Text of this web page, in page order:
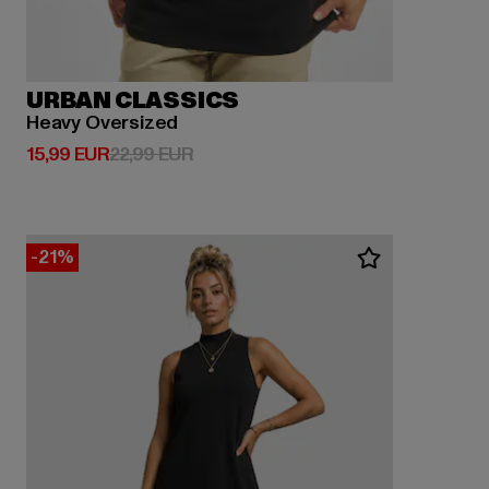
URBAN CLASSICS
Heavy Oversized
15,99 EUR
Derzeitiger Preis: 15,99 EUR
22,99 EURAktionspreis: 22,99 EUR
-21%